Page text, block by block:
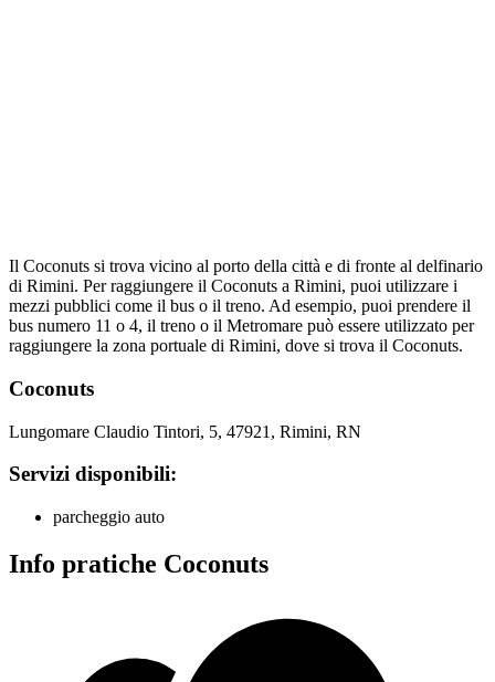
Il Coconuts si trova vicino al porto della città e di fronte al delfinario
di Rimini. Per raggiungere il Coconuts a Rimini, puoi utilizzare i
mezzi pubblici come il bus o il treno. Ad esempio, puoi prendere il
bus numero 11 o 4, il treno o il Metromare può essere utilizzato per
raggiungere la zona portuale di Rimini, dove si trova il Coconuts.
Coconuts
Lungomare Claudio Tintori, 5, 47921, Rimini, RN
Servizi disponibili:
parcheggio auto
Info pratiche Coconuts